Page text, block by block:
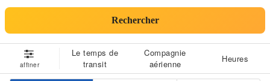
Rechercher
affiner
Le temps de
transit
Compagnie
aérienne
Heures